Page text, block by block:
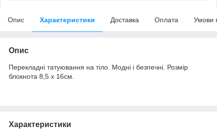
Опис Характеристики Доставка Оплата Умови
Опис
Перекладні татуювання на тіло. Модні і безпечні. Розмір
блокнота 8,5 х 16см.
Характеристики